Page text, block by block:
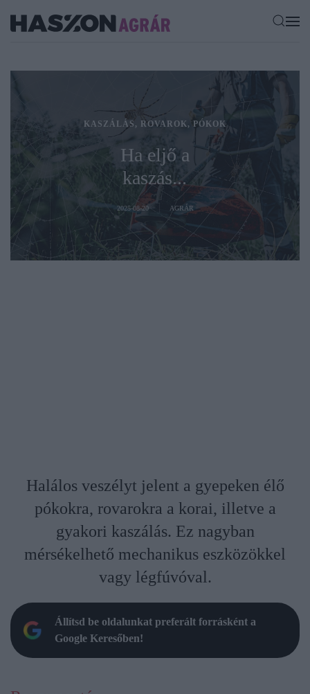
KASZÁLÁS, ROVAROK, PÓKOK
Ha eljő a
kaszás...
2025-08-20 AGRÁR
Halálos veszélyt jelent a gyepeken élő
pókokra, rovarokra a korai, illetve a
gyakori kaszálás. Ez nagyban
mérsékelhető mechanikus eszközökkel
vagy légfúvóval.
Állítsd be oldalunkat preferált forrásként a
Google Keresőben!